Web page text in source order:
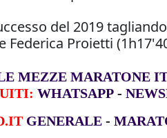
del 2019
Federica Proietti
MEZZE MARATONE
WHATSAPP -
GENERALE -